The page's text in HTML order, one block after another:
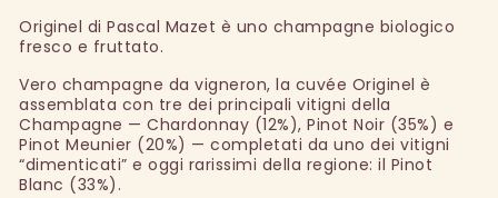
Originel di Pascal Mazet è uno champagne biologico
fresco e fruttato.
Vero champagne da vigneron, la cuvée Originel è
assemblata con tre dei principali vitigni della
Champagne — Chardonnay (12%), Pinot Noir (35%) e
Pinot Meunier (20%) — completati da uno dei vitigni
“dimenticati” e oggi rarissimi della regione: il Pinot
Blanc (33%).